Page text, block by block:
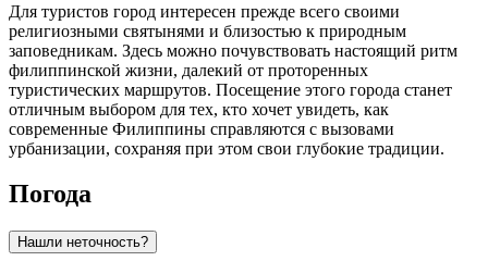
Для туристов город интересен прежде всего своими
религиозными святынями и близостью к природным
заповедникам. Здесь можно почувствовать настоящий ритм
филиппинской жизни, далекий от проторенных
туристических маршрутов. Посещение этого города станет
отличным выбором для тех, кто хочет увидеть, как
современные Филиппины справляются с вызовами
урбанизации, сохраняя при этом свои глубокие традиции.
Погода
Нашли неточность?